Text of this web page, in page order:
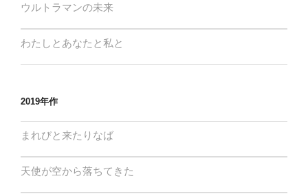
ウルトラマンの未来
わたしとあなたと私と
2019年作
まれびと来たりなば
天使が空から落ちてきた